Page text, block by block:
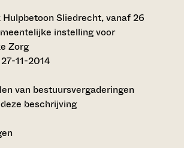
Sliedrecht, vanaf 26
instelling voor
Zorg
11-2014
van bestuursvergaderingen
beschrijving